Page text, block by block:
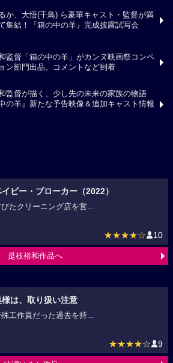
か、大悟(千鳥) ら豪華キャスト・監督が満
集結！『箱の中の羊』完成披露試写会
監督「箱の中の羊」がカンヌ映画祭コンペ
ン部門出品。コメントなど到着
監督が描く、少し先の未来の家族の物語
の羊』新たな予告映像＆追加キャスト情報
イビー・ブローカー（2022）
びたクリーニング店を営...
★★★★☆ 10
是枝裕和作品へ
様は、取り扱い注意
殊工作員だった過去を持...
★★★★ ☆ 9